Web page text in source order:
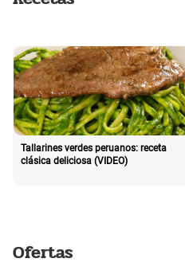
Tallarines verdes peruanos: receta
clásica deliciosa (VIDEO)
Ofertas